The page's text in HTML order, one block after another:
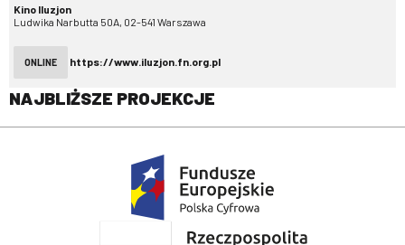
Kino Iluzjon
Ludwika Narbutta 50A, 02-541 Warszawa
ONLINE https://www.iluzjon.fn.org.pl
NAJBLIŻSZE PROJEKCJE